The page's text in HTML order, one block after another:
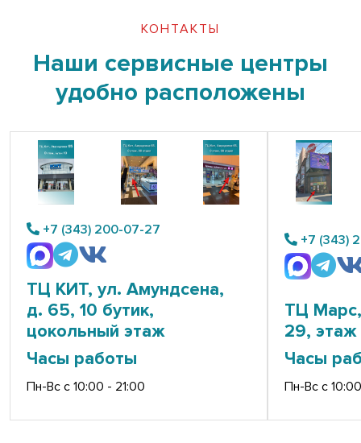
КОНТАКТЫ
Наши сервисные центры
удобно расположены
+7 (343) 200-07-27
ТЦ КИТ, ул. Амундсена,
д. 65, 10 бутик,
цокольный этаж
Часы работы
Пн-Вс с 10:00 - 21:00
+7 (343)
ТЦ
29, этаж
Часы
Пн-Вс с